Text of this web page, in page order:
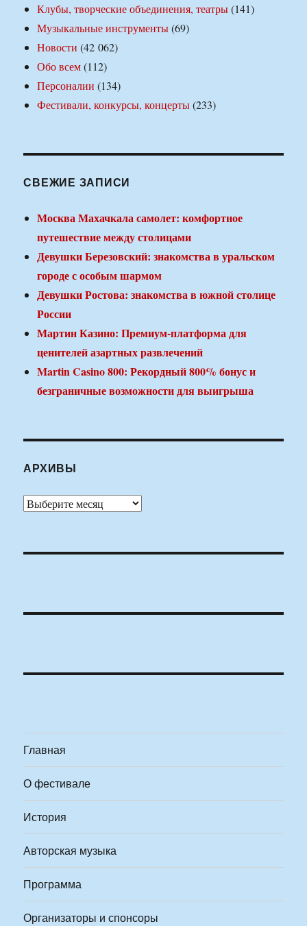
Клубы, творческие объединения, театры(141)
Музыкальные инструменты(69)
Новости (42 062)
Обо всем(112)
Персоналии (134)
Фестивали, конкурсы, концерты(233)
СВЕЖИЕ ЗАПИСИ
Москва Махачкала самолет: комфортное
путешествие между столицами
Девушки Березовский: знакомства в уральском
городе с особым шармом
Девушки Ростова: знакомства в южной столице
России
Мартин Казино: Премиум-платформа для
ценителей азартных развлечений
Martin Casino 800: Рекордный 800% бонус и
безграничные возможности для выигрыша
АРХИВЫ
Архивы
Главная
О фестивале
История
Авторская музыка
Программа
Организаторы и спонсоры